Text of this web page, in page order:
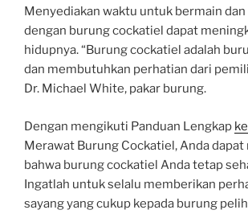
Menyediakan waktu untuk bermain
dengan burung cockatiel dapat
hidupnya. “Burung cockatiel adalah
dan membutuhkan perhatian dari
Dr. Michael White, pakar burung.
Dengan mengikuti Panduan Lengkap
Merawat Burung Cockatiel, Anda
bahwa burung cockatiel Anda tetap
Ingatlah untuk selalu memberikan
sayang yang cukup kepada burung